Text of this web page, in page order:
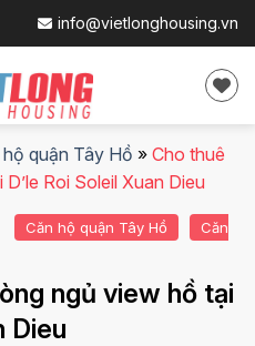
info@vietlonghousing.vn
hộ quận Tây Hồ » Cho thuê
Roi Soleil Xuan Dieu
Căn hộ quận Tây Hồ
Căn
ngủ view hồ tại
Dieu